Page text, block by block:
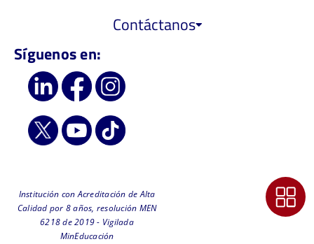
Contáctanos
Síguenos en:
Institución con Acreditación de Alta
Calidad por 8 años, resolución MEN
6218 de 2019 - Vigilada
MinEducación